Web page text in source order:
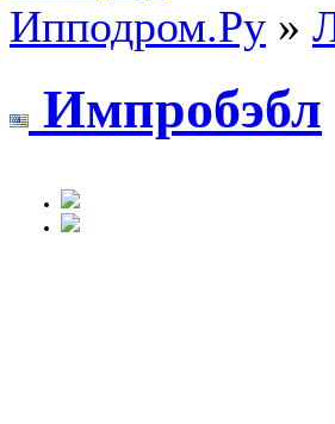
Ипподром.Ру »
Импpoбэбл